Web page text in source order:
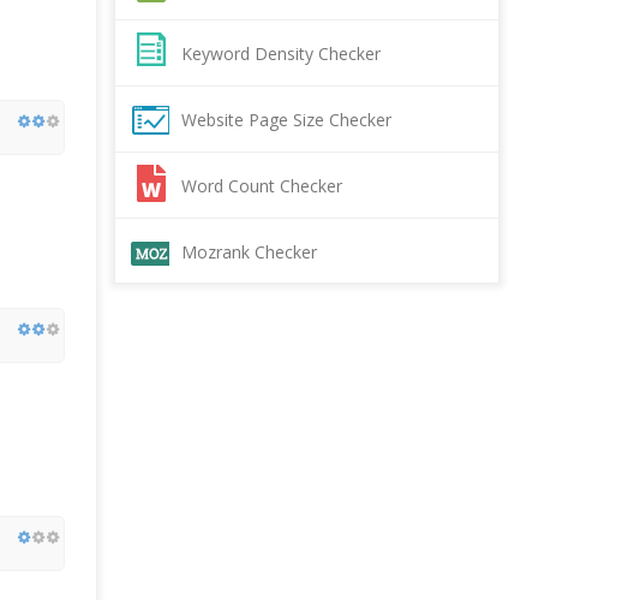
Keyword Density Checker
Website Page Size Checker
Word Count Checker
Mozrank Checker